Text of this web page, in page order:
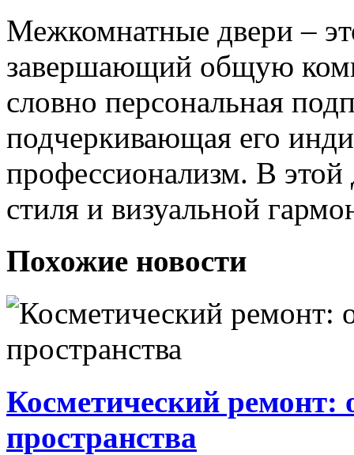
Межкомнатные двери –
завершающий общую
словно персональная
подчеркивающая его
профессионализм. В этой
стиля и визуальной
Похожие новости
Косметический ремонт:
пространства